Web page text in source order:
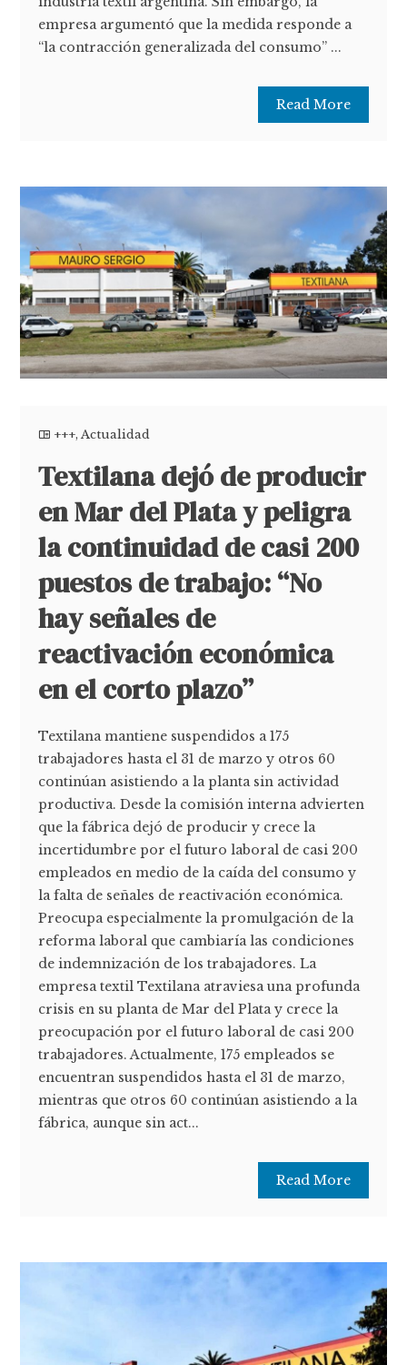
empresa argumentó que la medida responde a
“la contracción generalizada del consumo” ...
Read More
+++,Actualidad
Textilana dejó de producir
en Mar del Plata y peligra
la continuidad de casi 200
puestos de trabajo: “No
hay señales de
reactivación económica
en el corto plazo”
Textilana mantiene suspendidos a 175
trabajadores hasta el 31 de marzo y otros 60
continúan asistiendo a la planta sin actividad
productiva. Desde la comisión interna advierten
que la fábrica dejó de producir y crece la
incertidumbre por el futuro laboral de casi 200
empleados en medio de la caída del consumo y
la falta de señales de reactivación económica.
Preocupa especialmente la promulgación de la
reforma laboral que cambiaría las condiciones
de indemnización de los trabajadores. La
empresa textil Textilana atraviesa una profunda
crisis en su planta de Mar del Plata y crece la
preocupación por el futuro laboral de casi 200
trabajadores. Actualmente, 175 empleados se
encuentran suspendidos hasta el 31 de marzo,
mientras que otros 60 continúan asistiendo a la
fábrica, aunque sin act...
Read More